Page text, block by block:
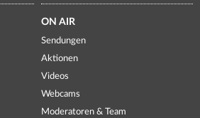
ON AIR
Sendungen
Aktionen
Videos
Webcams
Moderatoren & Team